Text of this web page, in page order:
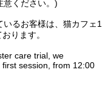
ください。)
るお客様は、猫カフェ1
ります。
care trial, we
session, from 12:00